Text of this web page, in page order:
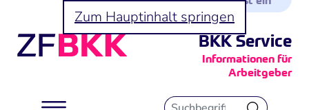
Zum Hauptinhalt springen
BKK Service
Informationen für
Arbeitgeber